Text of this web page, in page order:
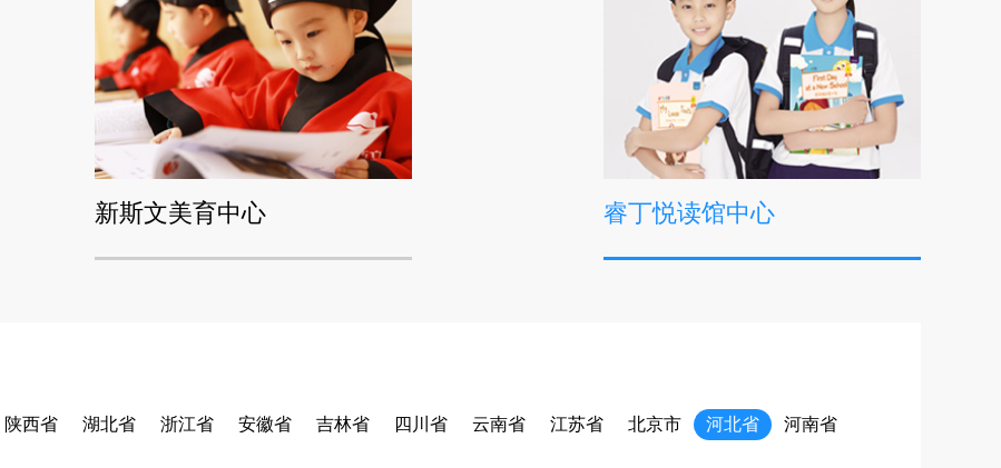
新斯文美育中心 睿丁悦读馆中心
陕西省 湖北省 浙江省 安徽省 吉林省 四川省 云南省 江苏省 北京市 河北省
河南省